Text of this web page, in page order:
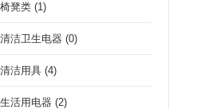
凳类 (1)
洁卫生电器 (0)
洁用具 (4)
活用电器 (2)